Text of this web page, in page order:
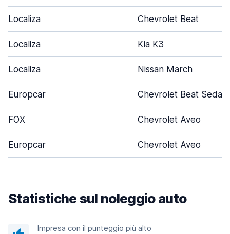
Localiza Chevrolet Beat
Localiza Kia K3
Localiza Nissan March
Europcar Chevrolet Beat Sedan
FOX Chevrolet Aveo
Europcar Chevrolet Aveo
Statistiche sul noleggio auto
Impresa con il punteggio più alto